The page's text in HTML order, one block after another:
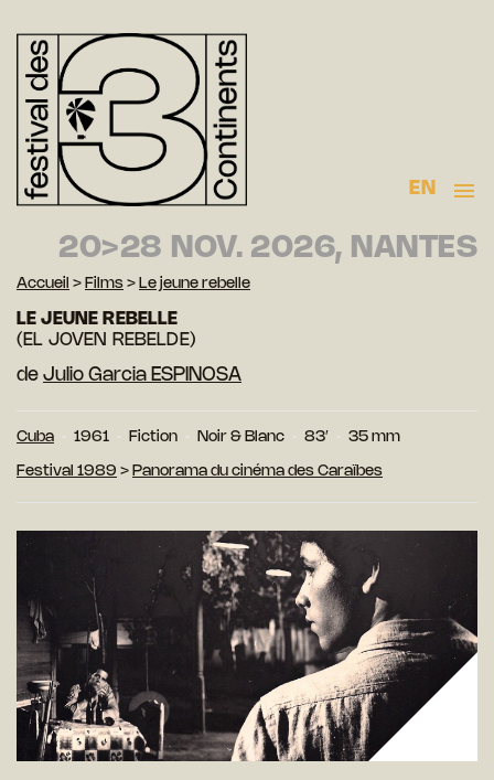
EN
20>28 NOV. 2026, NANTES
Accueil > Films > Le jeune rebelle
LE JEUNE REBELLE
(EL JOVEN REBELDE)
de Julio Garcia ESPINOSA
Cuba 1961 Fiction Noir & Blanc 83′ 35 mm
Festival 1989 > Panorama du cinéma des Caraïbes